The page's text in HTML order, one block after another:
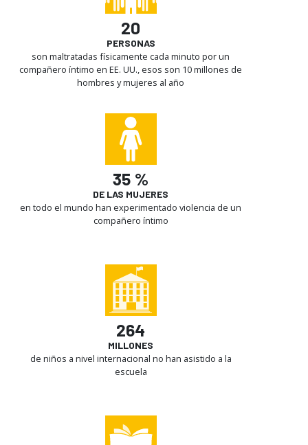
20
PERSONAS
son maltratadas físicamente cada minuto por un
compañero íntimo en EE. UU., esos son 10 millones de
hombres y mujeres al año
35 %
DE LAS MUJERES
en todo el mundo han experimentado violencia de un
compañero íntimo
264
MILLONES
de niños a nivel internacional no han asistido a la
escuela